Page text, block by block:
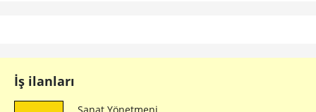
İş ilanları